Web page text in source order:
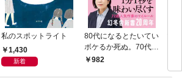
私のスポットライト
1,430
新着
80代になるとたいてい
ボケるか死ぬ。70代は
神様から与えられた特
982